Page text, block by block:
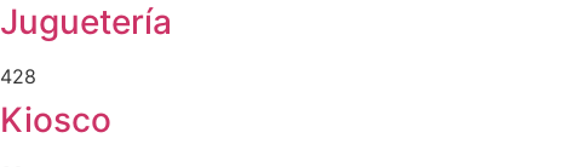
Juguetería
428
Kiosco